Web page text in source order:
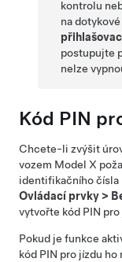
kontrolu
na
postupujte
nelze
Kód PIN
Chcete-li zvýšit
vozem Model X
identifikačního čísla
Ovládací prvky >
vytvořte kód PIN
Pokud je funkce
kód PIN pro jízdu